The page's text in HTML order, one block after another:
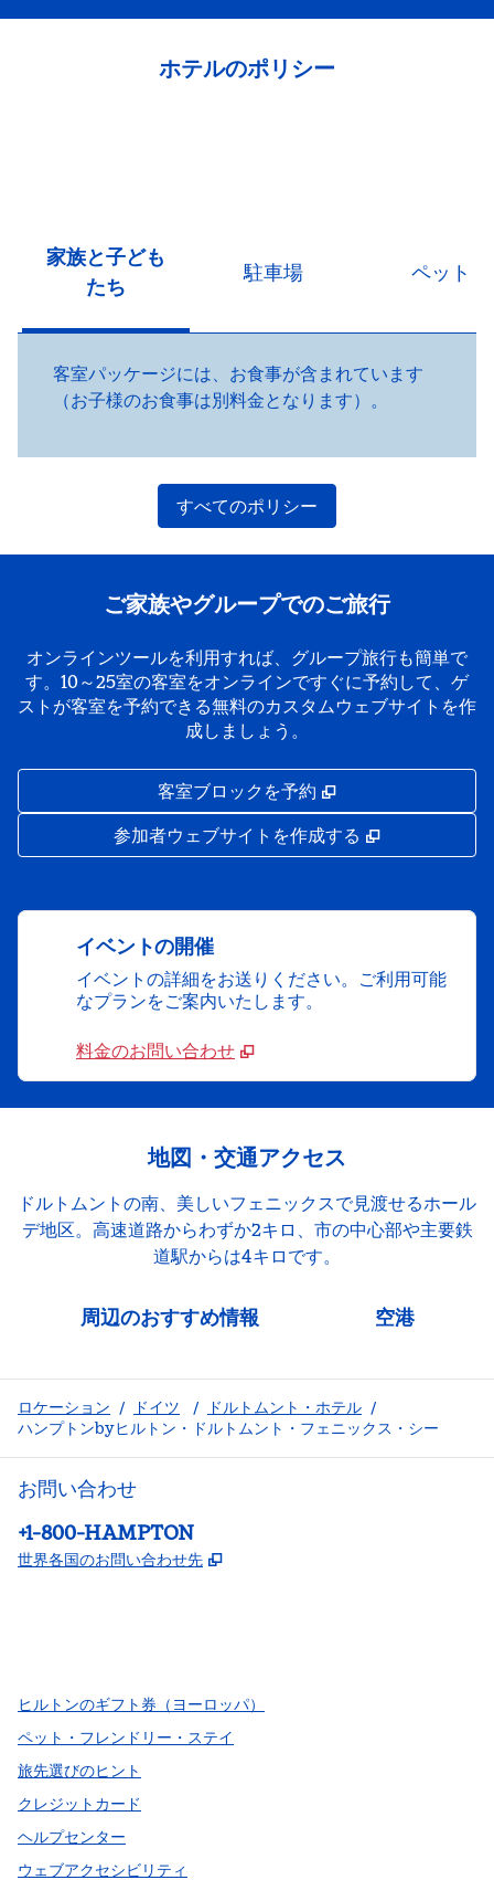
ホテルのポリシー
家族と子ども
たち
駐車場 ペット
客室パッケージには、お食事が含まれています
（お子様のお食事は別料金となります）。
すべてのポリシー
ご家族やグループでのご旅行
オンラインツールを利用すれば、グループ旅行も簡単で
す。10～25室の客室をオンラインですぐに予約して、ゲ
ストが客室を予約できる無料のカスタムウェブサイトを作
成しましょう。
客室ブロックを予約 ,
参加者ウェブサイトを作成する ,
イベントの開催
イベントの詳細をお送りください。ご利用可能
なプランをご案内いたします。
料金のお問い合わせ
地図・交通アクセス
ドルトムントの南、美しいフェニックスで見渡せるホール
デ地区。高速道路からわずか2キロ、市の中心部や主要鉄
道駅からは4キロです。
周辺のおすすめ情報 空港
ロケーション / ドイツ / ドルトムント・ホテル /
ハンプトンbyヒルトン・ドルトムント・フェニックス・シー
お問い合わせ
電話：
+1-800-HAMPTON
世界各国のお問い合わせ先 ,
ヒルトンのギフト券（ヨーロッパ）
ペット・フレンドリー・ステイ
旅先選びのヒント
クレジットカード
ヘルプセンター
ウェブアクセシビリティ